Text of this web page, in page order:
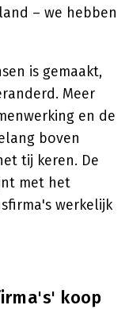
– we hebben
is gemaakt,
Meer
en de
boven
tij keren. De
met het
werkelijk
koop